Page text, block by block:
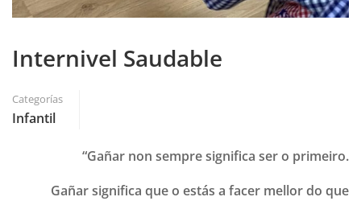
Internivel Saudable
Categorías
Infantil
“Gañar non sempre significa ser o primeiro.
Gañar significa que o estás a facer mellor do que